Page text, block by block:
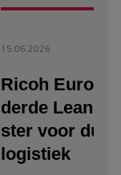
15.06.2026
Ricoh Europe
derde Lean &
ster voor
logistiek